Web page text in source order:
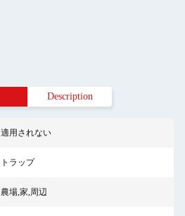
Description
適用されない
トラップ
農場,家,周辺